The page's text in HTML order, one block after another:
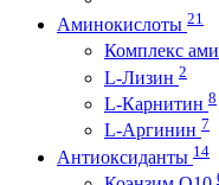
Аминокислоты 21
Комплекс
L-Лизин 2
L-Карнитин 8
L-Аргинин 7
Антиоксиданты 14